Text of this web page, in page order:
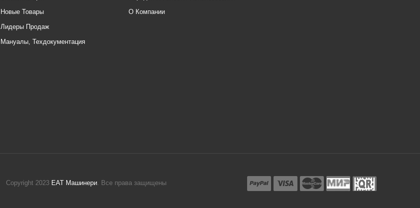
Новые Товары
Лидеры Продаж
Мануалы, Техдокументация
О Компании
Copyright 2023 ЕАТ Машинери. Все права защищены